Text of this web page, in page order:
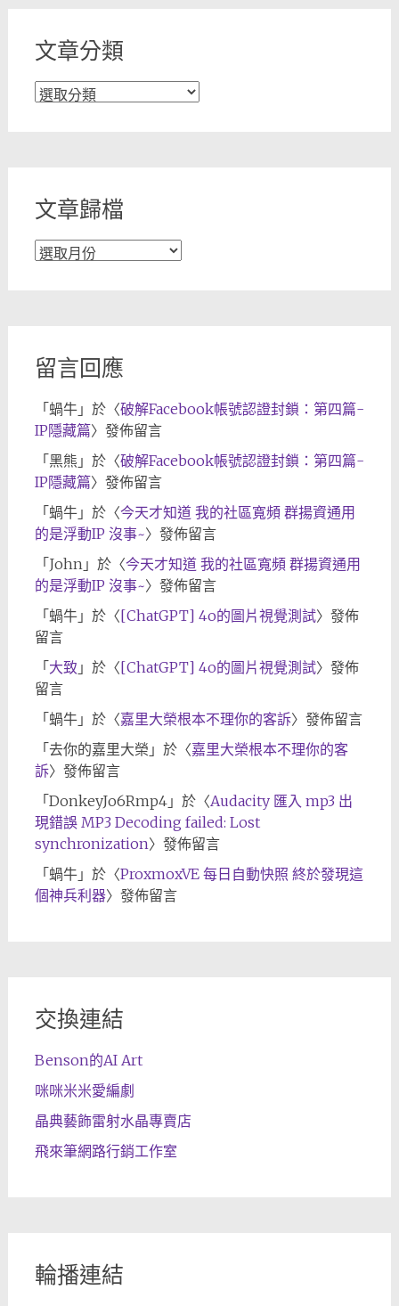
文章分類
文
文章歸檔
文
留言回應
「 蝸牛」於〈破解Facebook帳號認證封鎖：第四篇-
IP隱藏篇〉發佈留言
「 黑熊 」於〈破解Facebook帳號認證封鎖：第四篇-
IP隱藏篇〉發佈留言
「 蝸牛」於〈今天才知道 我的社區寬頻 群揚資通用
的是浮動IP 沒事~〉發佈留言
「 John」於〈今天才知道 我的社區寬頻 群揚資通用
的是浮動IP 沒事~〉發佈留言
「 蝸牛」於〈[ChatGPT] 4o的圖片視覺測試〉發佈
留言
「 大致 」於〈[ChatGPT] 4o的圖片視覺測試〉發佈
留言
「 蝸牛」於〈嘉里大榮根本不理你的客訴〉發佈留言
「 去你的嘉里大榮 」於〈嘉里大榮根本不理你的客
訴〉發佈留言
「 DonkeyJo6Rmp4」於〈Audacity 匯入 mp3 出
現錯誤 MP3 Decoding failed: Lost
synchronization〉發佈留言
「 蝸牛」於〈ProxmoxVE 每日自動快照 終於發現這
個神兵利器〉發佈留言
交換連結
Benson的AI Art
咪咪米米愛編劇
晶典藝飾雷射水晶專賣店
飛來筆網路行銷工作室
輪播連結